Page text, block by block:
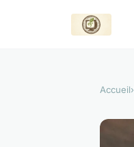
Accueil›